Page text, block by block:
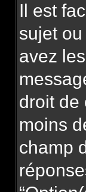
Il est
sujet
avez
droit de
moins
champ